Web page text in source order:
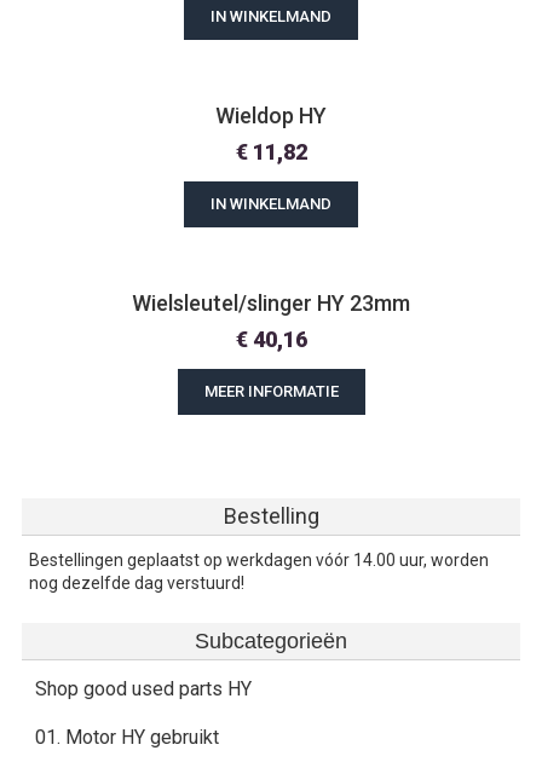
IN WINKELMAND
Wieldop HY
€11,82
IN WINKELMAND
Wielsleutel/slinger HY 23mm
€40,16
MEER INFORMATIE
Bestelling
Bestellingen geplaatst op werkdagen vóór 14.00 uur, worden
nog dezelfde dag verstuurd!
Subcategorieën
Shop good used parts HY
01. Motor HY gebruikt